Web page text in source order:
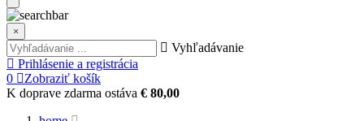
×
Vyhľadávanie
Prihlásenie a registrácia
0
Zobraziť košík
K doprave zdarma ostáva € 80,00